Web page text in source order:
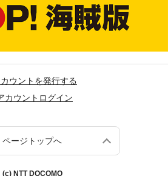
ウントを発行する
カウントログイン
ページトップへ
(c) NTT DOCOMO